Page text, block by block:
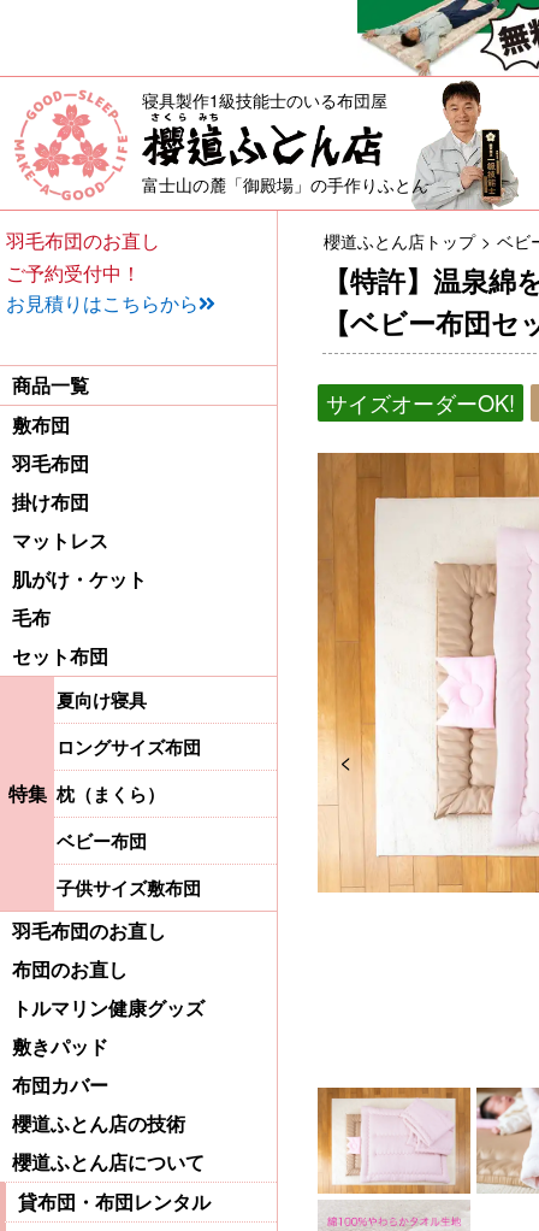
【ベビー布団セ
【特許】温泉
敷布団・掛け布団・羽毛布団
寝具製作1級技能士のいる布団屋
富士山の麓「御殿場」の手作りふとん
櫻道ふとん店トップ ベビ
サイズオーダーOK!
Previous
羽毛布団のお直し
ご予約受付中！
お見積りはこちらから
商品一覧
敷布団
羽毛布団
掛け布団
マットレス
肌がけ・ケット
毛布
セット布団
特集
夏向け寝具
ロングサイズ布団
枕（まくら）
ベビー布団
子供サイズ敷布団
羽毛布団のお直し
布団のお直し
トルマリン健康グッズ
敷きパッド
布団カバー
櫻道ふとん店の技術
櫻道ふとん店について
貸布団・布団レンタル